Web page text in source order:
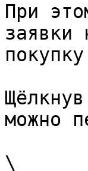
При
можно
\